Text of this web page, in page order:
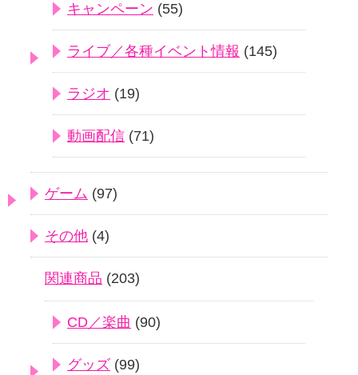
キャンペーン (55)
ライブ／各種イベント情報 (145)
ラジオ (19)
動画配信 (71)
ゲーム (97)
その他 (4)
関連商品 (203)
CD／楽曲 (90)
グッズ (99)